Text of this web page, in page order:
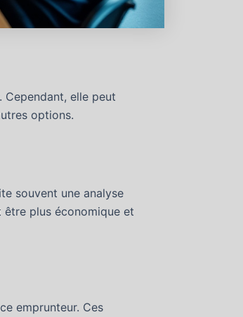
Cependant, elle peut
options.
souvent une analyse
plus économique et
emprunteur. Ces